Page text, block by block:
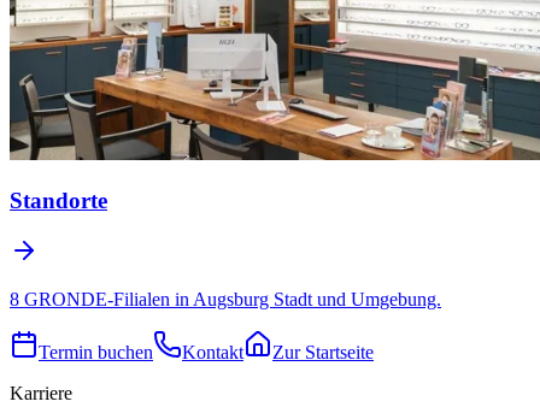
Standorte
8 GRONDE-Filialen in Augsburg Stadt und Umgebung.
Termin buchen Kontakt
Zur Startseite
Karriere